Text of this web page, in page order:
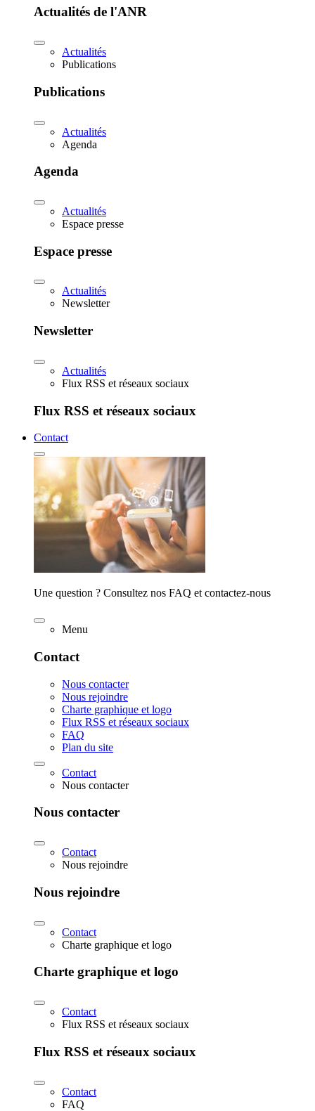
Actualités de l'ANR
Actualités
Publications
Publications
Actualités
Agenda
Agenda
Actualités
Espace presse
Espace presse
Actualités
Newsletter
Newsletter
Actualités
Flux RSS et réseaux sociaux
Flux RSS et réseaux sociaux
Contact
Une question ? Consultez nos FAQ et contactez-nous
Menu
Contact
Nous contacter
Nous rejoindre
Charte graphique et logo
Flux RSS et réseaux sociaux
FAQ
Plan du site
Contact
Nous contacter
Nous contacter
Contact
Nous rejoindre
Nous rejoindre
Contact
Charte graphique et logo
Charte graphique et logo
Contact
Flux RSS et réseaux sociaux
Flux RSS et réseaux sociaux
Contact
FAQ